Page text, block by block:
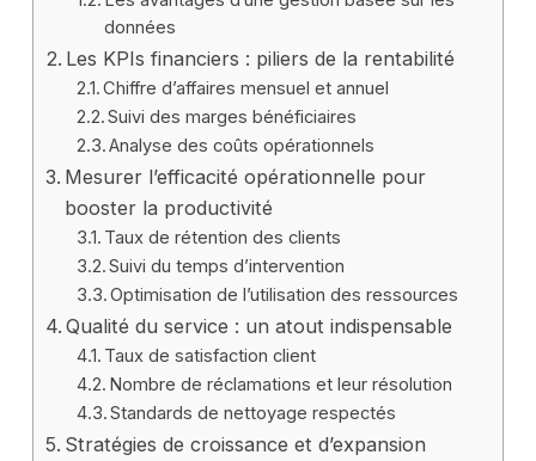
données
Les KPIs financiers : piliers de la rentabilité
Chiffre d’affaires mensuel et annuel
Suivi des marges bénéficiaires
Analyse des coûts opérationnels
Mesurer l’efficacité opérationnelle pour
booster la productivité
Taux de rétention des clients
Suivi du temps d’intervention
Optimisation de l’utilisation des ressources
Qualité du service : un atout indispensable
Taux de satisfaction client
Nombre de réclamations et leur résolution
Standards de nettoyage respectés
Stratégies de croissance et d’expansion